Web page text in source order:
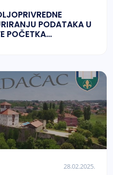
PODATAKA U
POČETKA
28.02.2025.